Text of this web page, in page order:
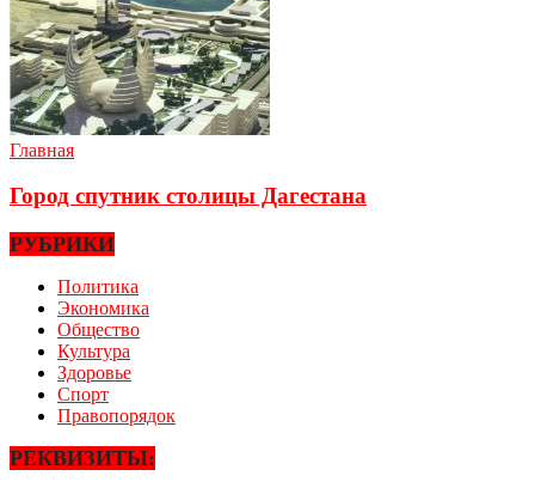
Главная
Город спутник столицы Дагестана
РУБРИКИ
Политика
Экономика
Общество
Культура
Здоровье
Спорт
Правопорядок
РЕКВИЗИТЫ: